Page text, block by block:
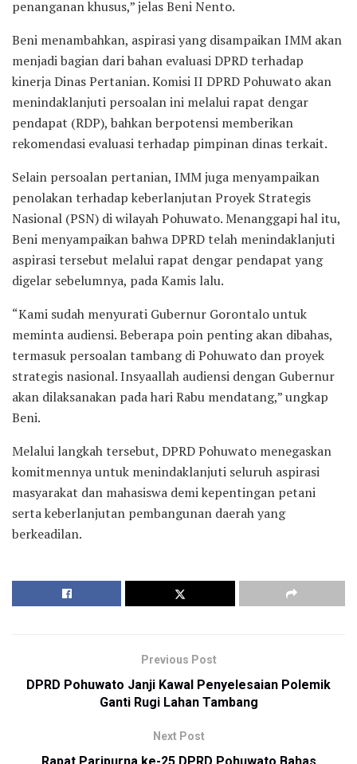
penanganan khusus,” jelas Beni Nento.
Beni menambahkan, aspirasi yang disampaikan IMM akan
menjadi bagian dari bahan evaluasi DPRD terhadap
kinerja Dinas Pertanian. Komisi II DPRD Pohuwato akan
menindaklanjuti persoalan ini melalui rapat dengar
pendapat (RDP), bahkan berpotensi memberikan
rekomendasi evaluasi terhadap pimpinan dinas terkait.
Selain persoalan pertanian, IMM juga menyampaikan
penolakan terhadap keberlanjutan Proyek Strategis
Nasional (PSN) di wilayah Pohuwato. Menanggapi hal itu,
Beni menyampaikan bahwa DPRD telah menindaklanjuti
aspirasi tersebut melalui rapat dengar pendapat yang
digelar sebelumnya, pada Kamis lalu.
“Kami sudah menyurati Gubernur Gorontalo untuk
meminta audiensi. Beberapa poin penting akan dibahas,
termasuk persoalan tambang di Pohuwato dan proyek
strategis nasional. Insyaallah audiensi dengan Gubernur
akan dilaksanakan pada hari Rabu mendatang,” ungkap
Beni.
Melalui langkah tersebut, DPRD Pohuwato menegaskan
komitmennya untuk menindaklanjuti seluruh aspirasi
masyarakat dan mahasiswa demi kepentingan petani
serta keberlanjutan pembangunan daerah yang
berkeadilan.
Previous Post
DPRD Pohuwato Janji Kawal Penyelesaian Polemik
Ganti Rugi Lahan Tambang
Next Post